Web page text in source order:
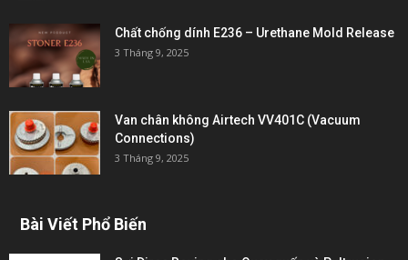
Chất chống dính E236 – Urethane Mold Release
3 Tháng 9, 2025
Van chân không Airtech VV401C (Vacuum
Connections)
3 Tháng 9, 2025
Bài Viết Phổ Biến